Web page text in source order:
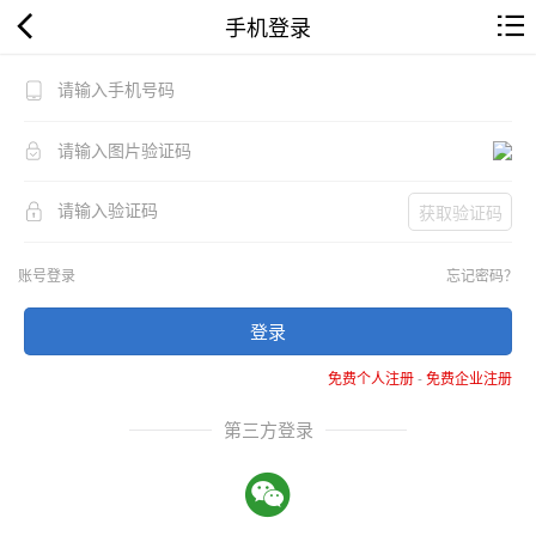
手机登录
获取验证码
账号登录 忘记密码？
登录
免费个人注册-免费企业注册
第三方登录